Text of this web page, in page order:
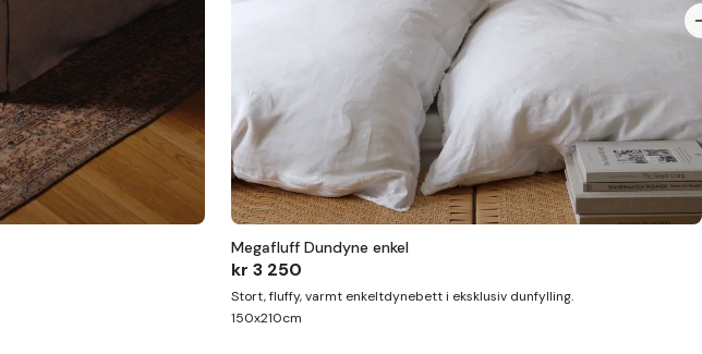
Megafluff Dundyne enkel
kr 3 250
Stort, fluffy, varmt enkeltdynebett i eksklusiv dunfylling.
150x210cm